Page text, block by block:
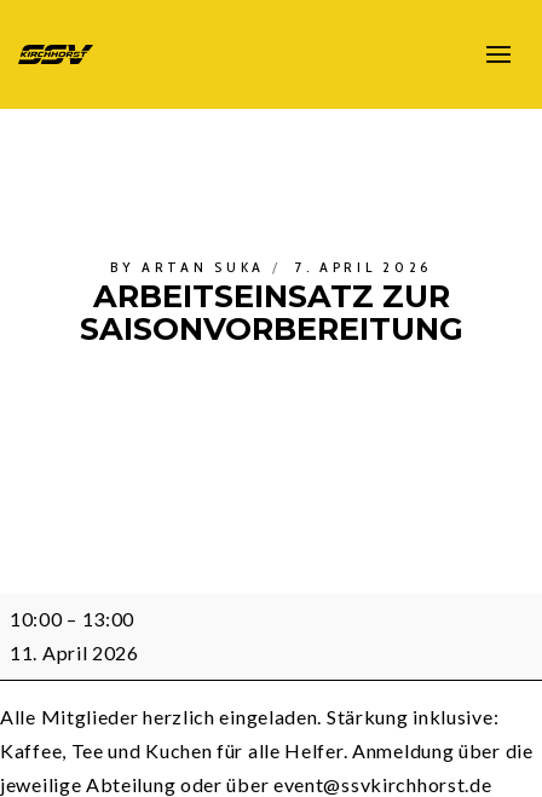
BYARTAN SUKA 7. APRIL 2026
ARBEITSEINSATZ ZUR
SAISONVORBEREITUNG
Arbeitseinsatz
zur
Saisonvorbereitung
10:00 – 13:00
11. April 2026
Alle Mitglieder herzlich eingeladen. Stärkung inklusive:
Kaffee, Tee und Kuchen für alle Helfer. Anmeldung über die
jeweilige Abteilung oder über event@ssvkirchhorst.de